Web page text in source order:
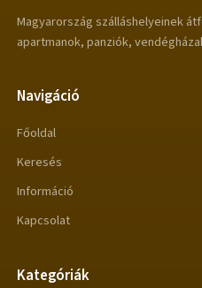
Magyarország szálláshelyeinek
apartmanok, panziók,
Navigáció
Főoldal
Keresés
Információ
Kapcsolat
Kategóriák